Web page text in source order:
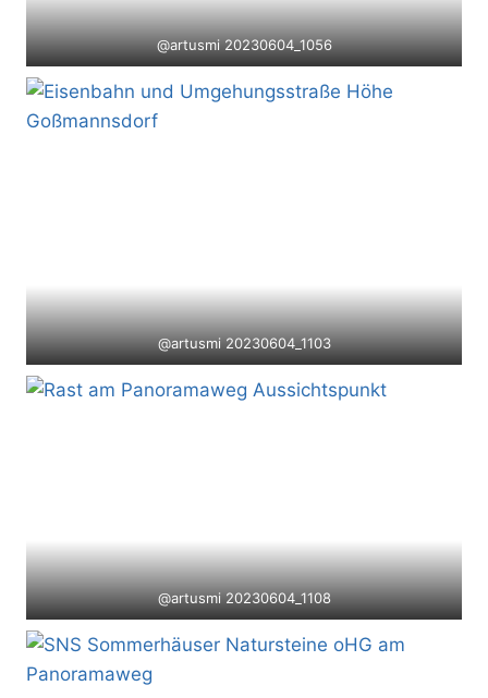
@artusmi 20230604_1056
@artusmi 20230604_1103
@artusmi 20230604_1108